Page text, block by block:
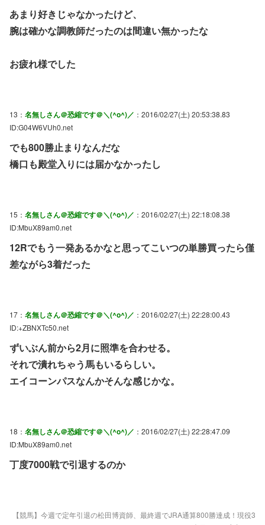
あまり好きじゃなかったけど、
腕は確かな調教師だったのは間違い無かったな
お疲れ様でした
13： 名無しさん＠恐縮です＠＼(^o^)／ ：2016/02/27(土) 20:53:38.83
ID:G04W6VUh0.net
でも800勝止まりなんだな
橋口も殿堂入りには届かなかったし
15： 名無しさん＠恐縮です＠＼(^o^)／ ：2016/02/27(土) 22:18:08.38
ID:MbuX89am0.net
12Rでもう一発あるかなと思ってこいつの単勝買ったら僅
差ながら3着だった
17： 名無しさん＠恐縮です＠＼(^o^)／ ：2016/02/27(土) 22:28:00.43
ID:+ZBNXTc50.net
ずいぶん前から2月に照準を合わせる。
それで潰れちゃう馬もいるらしい。
エイコーンパスなんかそんな感じかな。
18： 名無しさん＠恐縮です＠＼(^o^)／ ：2016/02/27(土) 22:28:47.09
ID:MbuX89am0.net
丁度7000戦で引退するのか
【競馬】今週で定年引退の松田博資師、最終週でJRA通算800勝達成！現役3